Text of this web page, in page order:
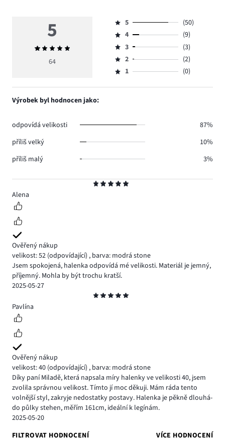
5
Alena
Ověřený nákup
velikost: 52 (odpovídající) , barva: modrá stone
Jsem spokojená, halenka odpovídá mé velikosti. Materiál je jemný,
příjemný. Mohla by být trochu kratší.
2025-05-27
5
Pavlína
Ověřený nákup
velikost: 40 (odpovídající) , barva: modrá stone
Díky paní Miladě, která napsala míry halenky ve velikosti 40, jsem
zvolila správnou velikost. Tímto jí moc děkuji. Mám ráda tento
volnější styl, zakryje nedostatky postavy. Halenka je pěkně dlouhá-
do půlky stehen, měřím 161cm, ideální k legínám.
2025-05-20
FILTROVAT HODNOCENÍ
VÍCE HODNOCENÍ
5
Průměrné
hodnocení
64
Hodnocení
5,
počet
hlasů
50.
5
(50)
Hodnocení
4,
počet
hlasů
4
(9)
Hodnocení
3,
počet
3
(3)
Hodnocení
2,
2
(2)
Hodnocení
1,
1 (0)
Výrobek byl hodnocen jako:
odpovídá velikosti
87%
příliš velký
10%
příliš malý
3%